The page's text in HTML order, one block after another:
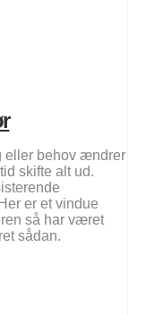
eller behov ændrer
skifte alt ud.
er et vindue
så har været
sådan.